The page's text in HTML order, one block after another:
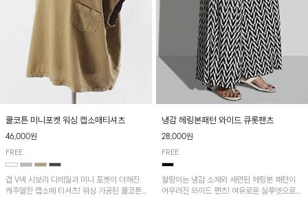
쿨코튼 미니포켓 워싱 캡소매티셔츠
46,000원
FREE
겹 V넥 시보리 디테일과 미니 포켓이 더해진
캐주얼한 캡소매 티셔츠! 워싱 가공된 쿨코튼
냉감 헤링본패턴 와이드 큐롯팬츠
28,000원
FREE
찰랑이는 냉감 소재와 세련된 헤링본 패턴이
어우러진 와이드 팬츠! 여유로운 실루엣으로